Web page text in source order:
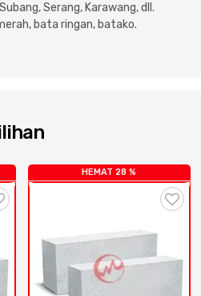
Serang, Karawang, dll.
bata ringan, batako.
HEMAT 28 %